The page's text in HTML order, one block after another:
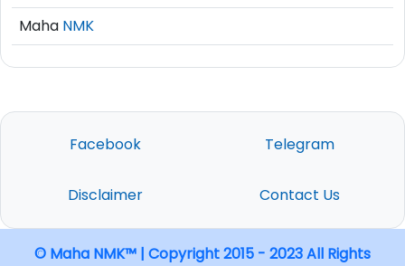
Maha NMK
Facebook Telegram
Disclaimer Contact Us
© Maha NMK™ | Copyright 2015 - 2023 All Rights